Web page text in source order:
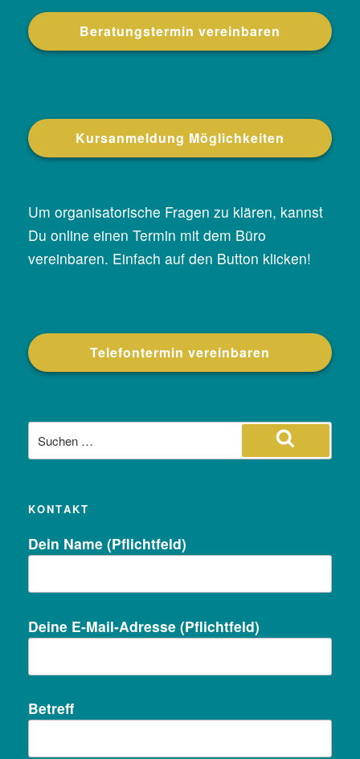
Beratungstermin vereinbaren
Kursanmeldung Möglichkeiten
Um organisatorische Fragen zu klären, kannst
Du online einen Termin mit dem Büro
vereinbaren. Einfach auf den Button klicken!
Telefontermin vereinbaren
Suche
nach:
Suchen
KONTAKT
Dein Name (Pflichtfeld)
Deine E-Mail-Adresse (Pflichtfeld)
Betreff